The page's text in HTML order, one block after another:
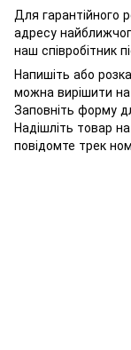
Для гарантійного
адресу
наш співробітник
Напишіть або
можна вирішити на
Заповніть форму
Надішліть товар
повідомте трек